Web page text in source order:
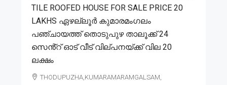
TILE ROOFED HOUSE FOR SALE PRICE 20
LAKHS ഏഴല്ലൂർ കുമാരമംഗലം
പഞ്ചായത്ത് തൊടുപുഴ താലൂക്ക് 24
സെൻ്റ് ഓട് വീട് വില്പനയ്ക്ക് വില 20
ലക്ഷം
THODUPUZHA,KUMARAMARAMGALSAM,